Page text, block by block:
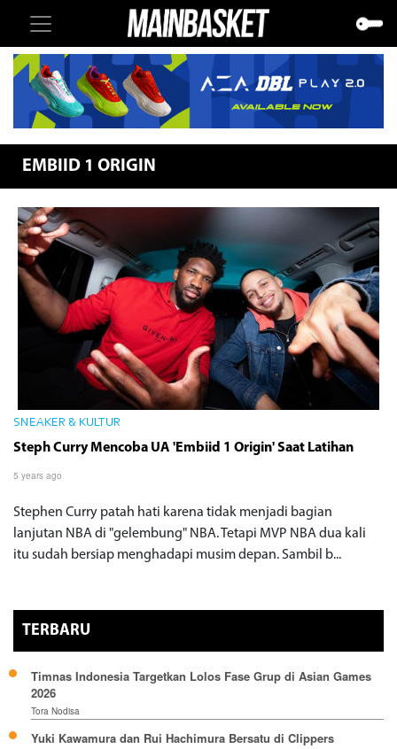
EMBIID 1 ORIGIN
SNEAKER & KULTUR
Steph Curry Mencoba UA 'Embiid 1 Origin' Saat Latihan
5 years ago
Stephen Curry patah hati karena tidak menjadi bagian
lanjutan NBA di "gelembung" NBA. Tetapi MVP NBA dua kali
itu sudah bersiap menghadapi musim depan. Sambil b...
TERBARU
Timnas Indonesia Targetkan Lolos Fase Grup di Asian Games
2026
Tora Nodisa
Yuki Kawamura dan Rui Hachimura Bersatu di Clippers